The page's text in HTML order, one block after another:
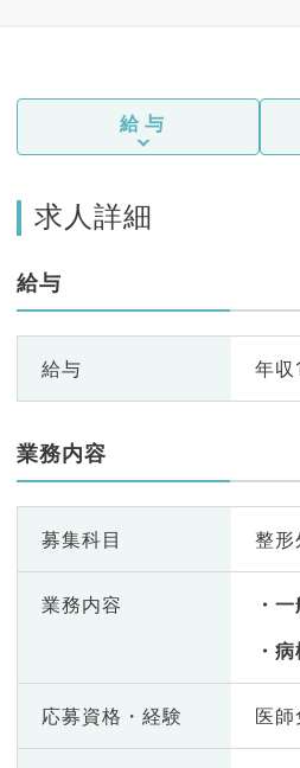
給与
求人詳細
給与
給与 年収
業務内容
募集科目 整形
業務内容
一
病
応募資格・ 経験 医